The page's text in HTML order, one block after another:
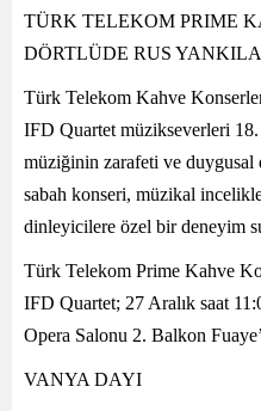
TÜRK TELEKOM PRIME
DÖRTLÜDE RUS
Türk Telekom Kahve
IFD Quartet müzikseverleri 18.
müziğinin zarafeti ve
sabah konseri, müzikal
dinleyicilere özel bir deneyim
Türk Telekom Prime Kahve
IFD Quartet; 27 Aralık saat
Opera Salonu 2. Balkon
VANYA DAYI